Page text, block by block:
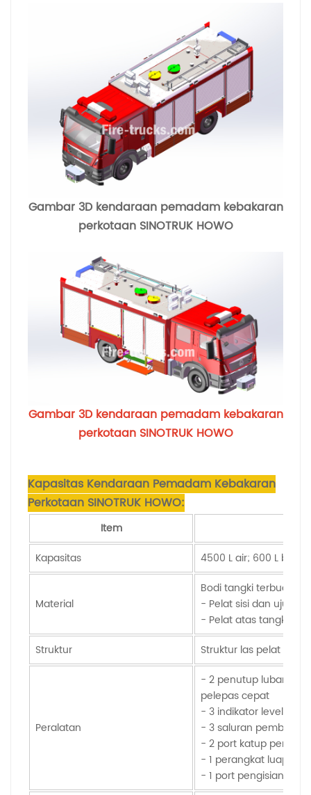
Gambar 3D kendaraan pemadam kebakaran
perkotaan SINOTRUK HOWO
Gambar 3D kendaraan pemadam kebakaran
perkotaan SINOTRUK HOWO
Kapasitas Kendaraan Pemadam Kebakaran
Perkotaan SINOTRUK HOWO:
Item
Kapasitas
4500 L air; 600 L busa
Material
Bodi tangki terbuat
- Pelat sisi dan ujung
- Pelat atas tangki:
Struktur
Struktur las pelat
Peralatan
- 2 penutup lubang
pelepas cepat
- 3 indikator level
- 3 saluran
- 2 port katup
- 1 perangkat luapan
- 1 port pengisian